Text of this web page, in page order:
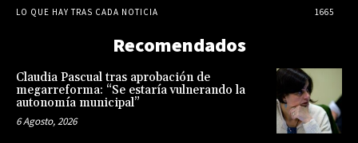
LO QUE HAY TRAS CADA NOTICIA
1665
Recomendados
Claudia Pascual tras aprobación de
megarreforma: “Se estaría vulnerando la
autonomía municipal”
6 Agosto, 2026